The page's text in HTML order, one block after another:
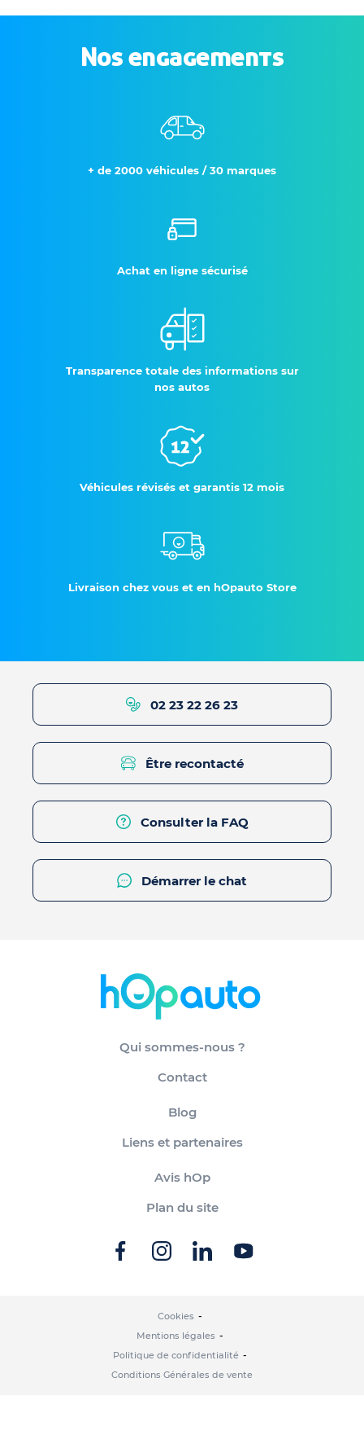
Nos engagements
+ de 2000 véhicules / 30 marques
Achat en ligne sécurisé
Transparence totale des informations sur
nos autos
Véhicules révisés et garantis 12 mois
Livraison chez vous et en hOpauto Store
02 23 22 26 23
Être recontacté
Consulter la FAQ
Démarrer le chat
Qui sommes-nous ?
Contact
Blog
Liens et partenaires
Avis hOp
Plan du site
Cookies
Mentions légales
Politique de confidentialité
Conditions Générales de vente